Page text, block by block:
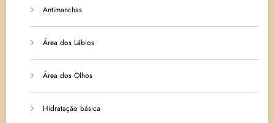
Antimanchas
Área dos Lábios
Área dos Olhos
Hidratação básica